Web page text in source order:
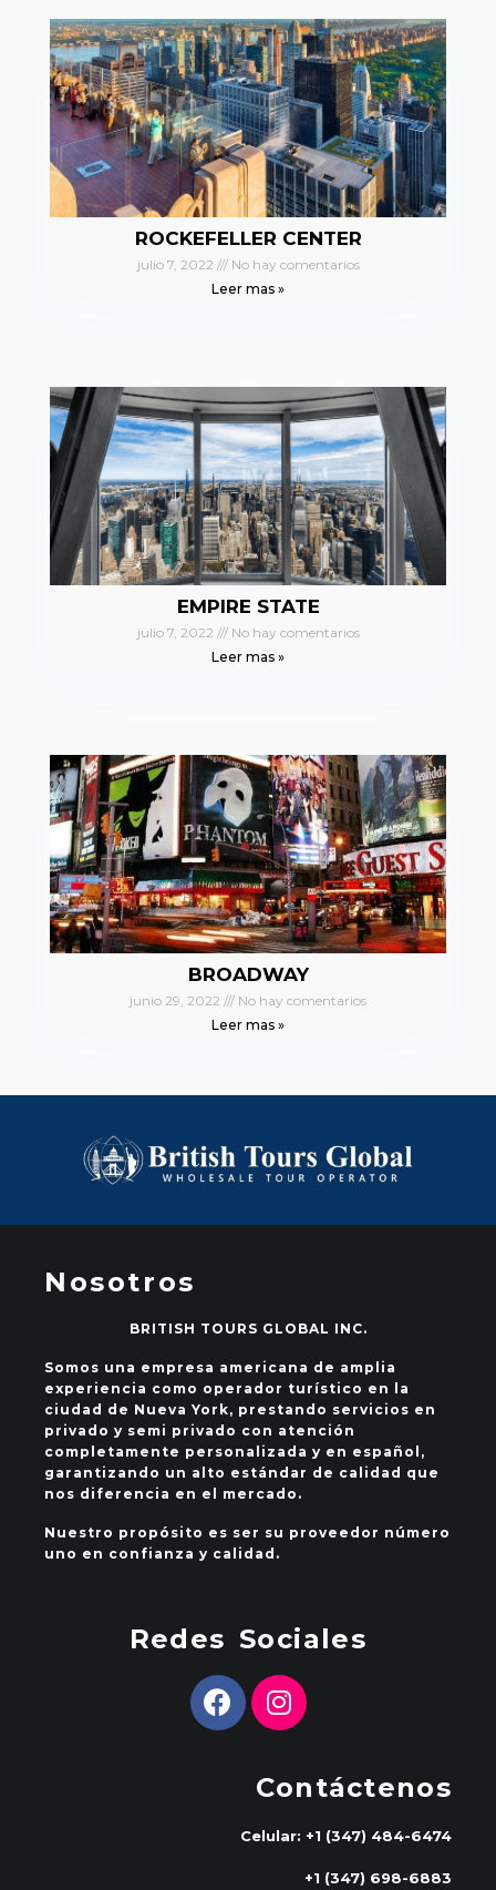
ROCKEFELLER CENTER
julio 7, 2022
No hay comentarios
Leer mas »
EMPIRE STATE
julio 7, 2022
No hay comentarios
Leer mas »
BROADWAY
junio 29, 2022
No hay comentarios
Leer mas »
Nosotros
BRITISH TOURS GLOBAL INC.
Somos una empresa americana de amplia
experiencia como operador turístico en la
ciudad de Nueva York, prestando servicios en
privado y semi privado con atención
completamente personalizada y en español,
garantizando un alto estándar de calidad que
nos diferencia en el mercado.
Nuestro propósito es ser su proveedor número
uno en confianza y calidad.
Redes Sociales
Contáctenos
Celular: +1 (347) 484-6474
+1 (347) 698-6883